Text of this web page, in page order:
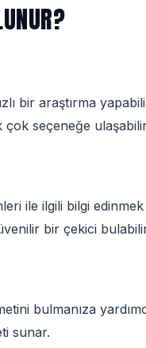
bir araştırma
çok seçeneğe
ile ilgili bilgi
bir çekici
bulmanıza
sunar.